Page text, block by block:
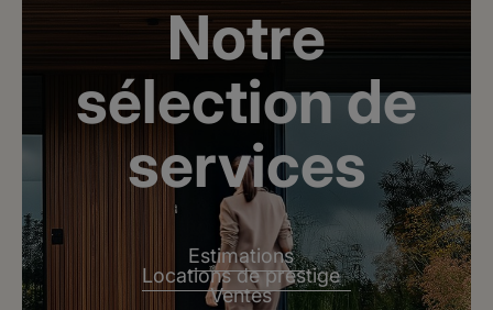
Notre
sélection de
services
Estimations
Locations de prestige
Ventes